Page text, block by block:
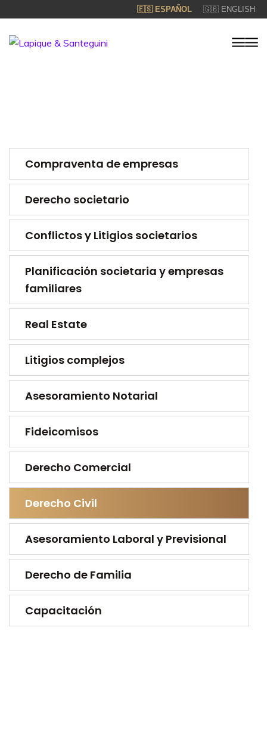
🇪🇸 ESPAÑOL 🇬🇧 ENGLISH
Compraventa de empresas
Derecho societario
Conflictos y Litigios societarios
Planificación societaria y empresas
familiares
Real Estate
Litigios complejos
Asesoramiento Notarial
Fideicomisos
Derecho Comercial
Derecho Civil
Asesoramiento Laboral y Previsional
Derecho de Familia
Capacitación